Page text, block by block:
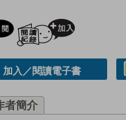
試閲
加入／閱讀電子書
者簡介